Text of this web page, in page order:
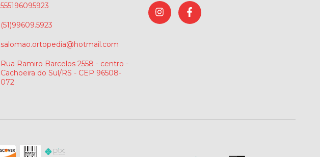
555196095923
(51)99609.5923
salomao.ortopedia@hotmail.com
Rua Ramiro Barcelos 2558 - centro -
Cachoeira do Sul/RS - CEP 96508-
072